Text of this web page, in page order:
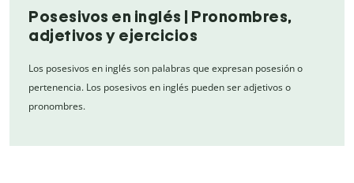
Posesivos en inglés | Pronombres,
adjetivos y ejercicios
Los posesivos en inglés son palabras que expresan posesión o
pertenencia. Los posesivos en inglés pueden ser adjetivos o
pronombres.